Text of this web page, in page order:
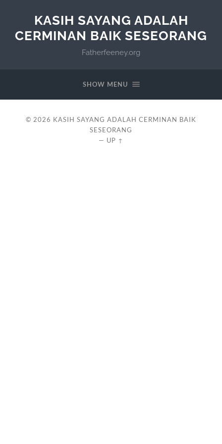
KASIH SAYANG ADALAH
CERMINAN BAIK SESEORANG
Fatherfeeney.org
SHOW MENU
© 2026 KASIH SAYANG ADALAH CERMINAN BAIK
SESEORANG
— UP ↑